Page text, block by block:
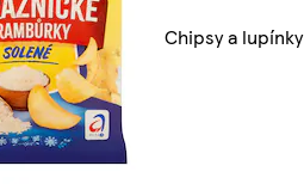
Chipsy a lupínky